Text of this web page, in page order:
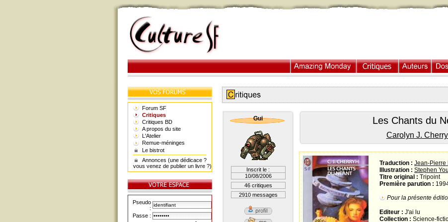
Forum SF
Critiques
Critiques BD
A propos du site
L'Atelier
Remue-méninges
Le bistrot
Annonces (une dédicace ?
vous venez de publier un livre ?)
Pseudo
:
Passe :
Gui
Inscrit le :
10/08/2006
46 critiques
2910 messages
Les Chants du
Carolyn J.
Traduction : Jean-Pierre
Illustration : Stephen Youll
Titre original : Tripoint
Première parution :
Pour la présente
Editeur : J'ai lu
Collection : Science-